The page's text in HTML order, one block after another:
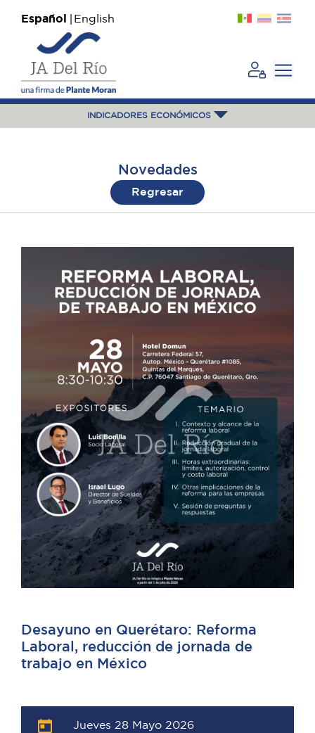
Español English
INDICADORES ECONÓMICOS
Novedades
Regresar
Desayuno en Querétaro: Reforma
Laboral, reducción de jornada de
trabajo en México
Jueves 28 Mayo 2026